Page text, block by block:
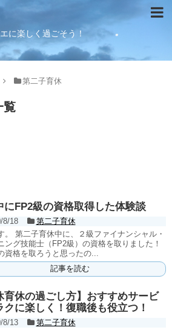
に楽しく過ごそう！
第二子育休
覧
にFP2級の資格取得した体験談
8/18
第二子育休
。 第二子育休中に、２級ファイナンシャル・
ング技能士（FP2級）の資格を取りました！
資格を取ろうと思ったの...
記事を読む
育休の過ごし方】おすすめサービ
クに楽しく！復職後も役立つ！
8/13
第二子育休